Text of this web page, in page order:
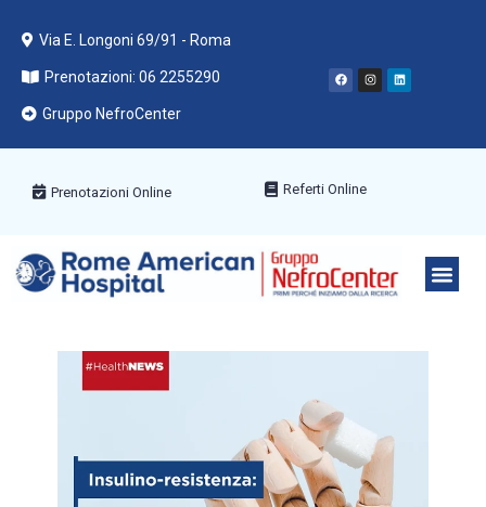
Via E. Longoni 69/91 - Roma
Prenotazioni: 06 2255290
Gruppo NefroCenter
Prenotazioni Online Referti Online